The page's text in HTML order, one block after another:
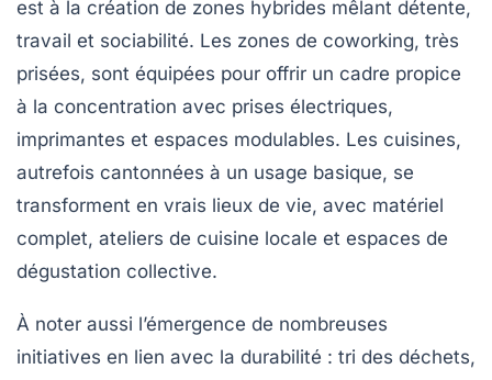
est à la création de zones hybrides mêlant détente,
travail et sociabilité. Les zones de coworking, très
prisées, sont équipées pour offrir un cadre propice
à la concentration avec prises électriques,
imprimantes et espaces modulables. Les cuisines,
autrefois cantonnées à un usage basique, se
transforment en vrais lieux de vie, avec matériel
complet, ateliers de cuisine locale et espaces de
dégustation collective.
À noter aussi l’émergence de nombreuses
initiatives en lien avec la durabilité : tri des déchets,